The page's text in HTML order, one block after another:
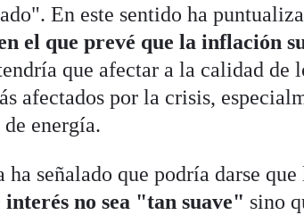
En este sentido ha
el que prevé que la inflación
que afectar a la calidad de
afectados por la crisis,
energía.
ha señalado que podría darse que
interés no sea "tan suave" sino